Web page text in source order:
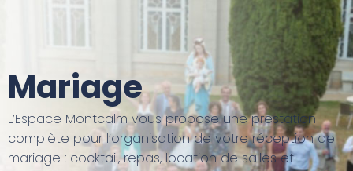
Mariage
L’Espace Montcalm vous propose une prestation
complète pour l’organisation de votre réception de
mariage : cocktail, repas, location de salles et